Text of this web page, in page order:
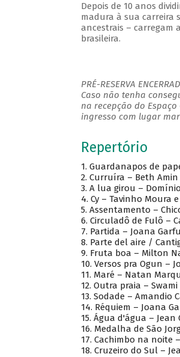
Depois de 10 anos
madura à sua carreira
ancestrais – carregam
brasileira.
PRÉ-RESERVA
Caso não tenha
na recepção do
ingresso com lugar
Repertório
1. Guardanapos de
2. Curruíra – Beth
3. A lua girou –
4. Cy – Tavinho Moura
5. Assentamento –
6. Circuladô de Fulô –
7. Partida – Joana
8. Parte del aire /
9. Fruta boa – Milton
10. Versos pra Ogun –
11. Maré – Natan
12. Outra praia – Swami
13. Sodade – Amandio
14. Réquiem – Joana
15. Água d'água –
16. Medalha de São
17. Cachimbo na noite
18. Cruzeiro do Sul –